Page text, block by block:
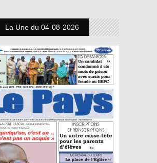
La Une du 04-08-2026